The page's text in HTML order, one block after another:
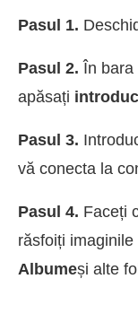
Pasul 1.
Pasul 2. În bara
apăsați
Pasul 3.
vă conecta la
Pasul 4. Faceți
răsfoiți imaginile
Albumeși alte